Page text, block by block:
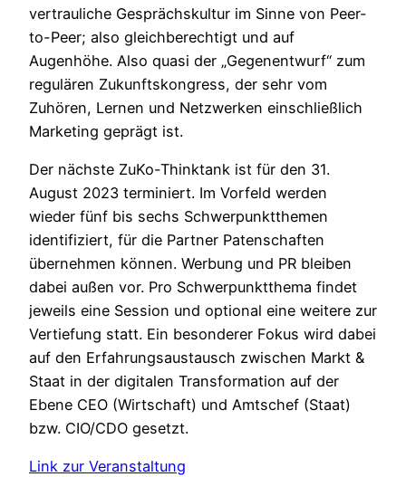
vertrauliche Gesprächskultur im Sinne von Peer-
to-Peer; also gleichberechtigt und auf
Augenhöhe. Also quasi der „Gegenentwurf“ zum
regulären Zukunftskongress, der sehr vom
Zuhören, Lernen und Netzwerken einschließlich
Marketing geprägt ist.
Der nächste ZuKo-Thinktank ist für den 31.
August 2023 terminiert. Im Vorfeld werden
wieder fünf bis sechs Schwerpunktthemen
identifiziert, für die Partner Patenschaften
übernehmen können. Werbung und PR bleiben
dabei außen vor. Pro Schwerpunktthema findet
jeweils eine Session und optional eine weitere zur
Vertiefung statt. Ein besonderer Fokus wird dabei
auf den Erfahrungsaustausch zwischen Markt &
Staat in der digitalen Transformation auf der
Ebene CEO (Wirtschaft) und Amtschef (Staat)
bzw. CIO/CDO gesetzt.
Link zur Veranstaltung